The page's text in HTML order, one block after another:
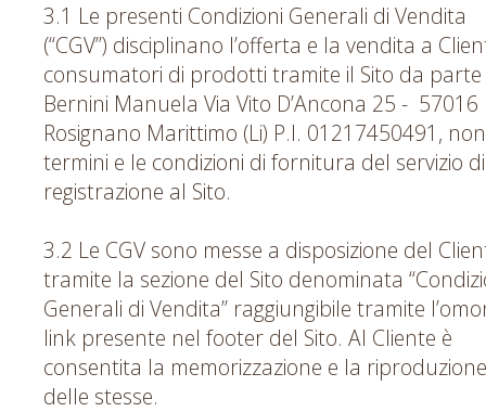
3.1 Le presenti Condizioni Generali di Vendita
(“CGV”) disciplinano l’offerta e la vendita a
consumatori di prodotti tramite il Sito da parte
Bernini Manuela Via Vito D’Ancona 25 - 57016
Rosignano Marittimo (Li) P.I. 01217450491,
termini e le condizioni di fornitura del servizio di
registrazione al Sito.
3.2 Le CGV sono messe a disposizione del
tramite la sezione del Sito denominata
Generali di Vendita” raggiungibile tramite
link presente nel footer del Sito. Al Cliente è
consentita la memorizzazione e la riproduzione
delle stesse.